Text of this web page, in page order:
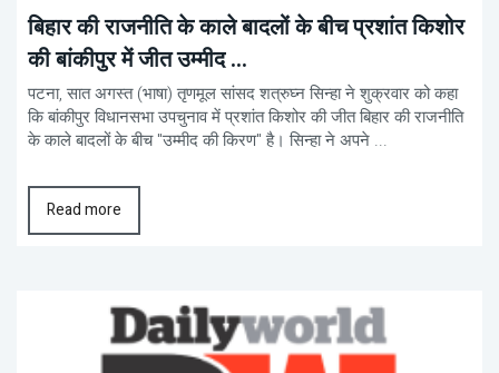
बिहार की राजनीति के काले बादलों के बीच प्रशांत किशोर
की बांकीपुर में जीत उम्मीद ...
पटना, सात अगस्त (भाषा) तृणमूल सांसद शत्रुघ्न सिन्हा ने शुक्रवार को कहा
कि बांकीपुर विधानसभा उपचुनाव में प्रशांत किशोर की जीत बिहार की राजनीति
के काले बादलों के बीच "उम्मीद की किरण" है। सिन्हा ने अपने ...
Read more